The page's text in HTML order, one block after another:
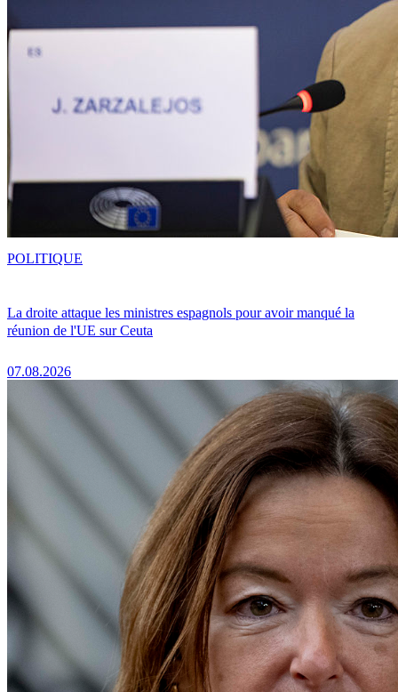
La droite attaque les ministres espagnols pour avoir manqué la
réunion de l'UE sur Ceuta
07.08.2026
POLITIQUE